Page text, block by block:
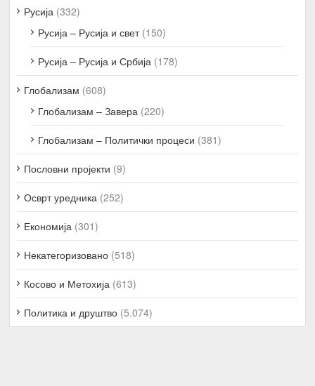
Русија (332)
Русија – Русија и свет(150)
Русија – Русија и Србија (178)
Глобализам (608)
Глобализам – Завера (220)
Глобализам – Политички процеси (381)
Пословни пројекти (9)
Осврт уредника (252)
Економија (301)
Некатегоризовано (518)
Косово и Метохија (613)
Политика и друштво (5.074)